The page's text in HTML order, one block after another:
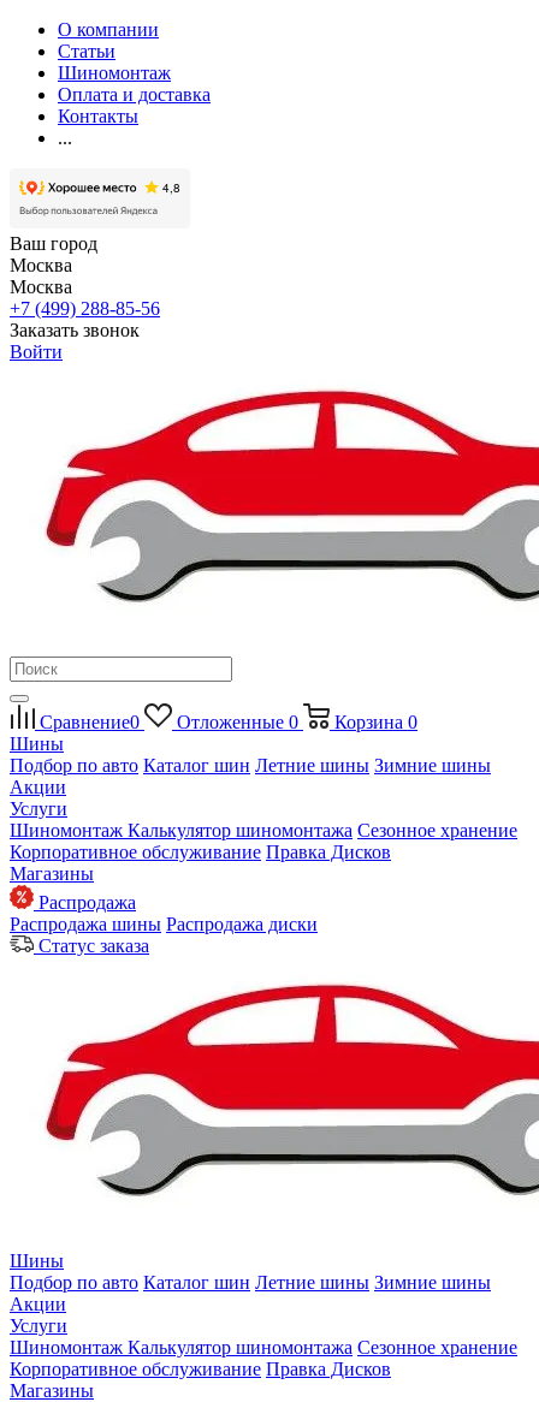
О компании
Статьи
Шиномонтаж
Оплата и доставка
Контакты
...
Ваш город
Москва
Москва
+7 (499) 288-85-56
Заказать звонок
Войти
Сравнение0 Отложенные 0 Корзина 0
Шины
Подбор по авто Каталог шин Летние шины Зимние шины
Акции
Услуги
Шиномонтаж Калькулятор шиномонтажа Сезонное хранение
Корпоративное обслуживание Правка Дисков
Магазины
Распродажа
Распродажа шины Распродажа диски
Статус заказа
Шины
Подбор по авто Каталог шин Летние шины Зимние шины
Акции
Услуги
Шиномонтаж Калькулятор шиномонтажа Сезонное хранение
Корпоративное обслуживание Правка Дисков
Магазины